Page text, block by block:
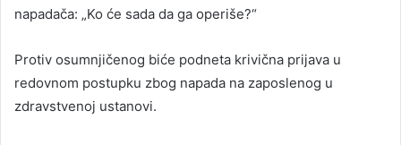
napadača: „Ko će sada da ga operiše?“
Protiv osumnjičenog biće podneta krivična prijava u
redovnom postupku zbog napada na zaposlenog u
zdravstvenoj ustanovi.